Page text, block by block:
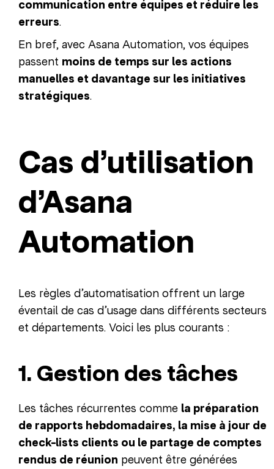
communication entre équipes et réduire les
erreurs.
En bref, avec Asana Automation, vos équipes
passent moins de temps sur les actions
manuelles et davantage sur les initiatives
stratégiques.
Cas d’utilisation
d’Asana
Automation
Les règles d’automatisation offrent un large
éventail de cas d’usage dans différents secteurs
et départements. Voici les plus courants :
1. Gestion des tâches
Les tâches récurrentes comme la préparation
de rapports hebdomadaires, la mise à jour de
check-lists clients ou le partage de comptes
rendus de réunion peuvent être générées